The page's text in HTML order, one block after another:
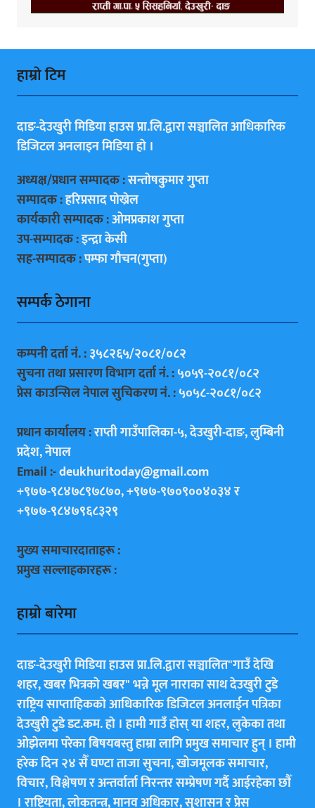
हाम्राे टिम
दाङ-देउखुरी मिडिया हाउस प्रा.लि.द्वारा सञ्चालित आधिकारिक
डिजिटल अनलाइन मिडिया हाे ।
अध्यक्ष/प्रधान सम्पादक :सन्ताेषकुमार गुप्ता
सम्पादक :हरिप्रसाद पाेख्रेल
कार्यकारी सम्पादक :ओमप्रकाश गुप्ता
उप-सम्पादक :इन्द्रा केसी
सह-सम्पादक :पम्फा गाैचन(गुप्ता)
सम्पर्क ठेगाना
कम्पनी दर्ता नं. :३५८२६५/२०८१/०८२
सुचना तथा प्रसारण विभाग दर्ता नं. :५०५९-२०८१/०८२
प्रेस काउन्सिल नेपाल सुचिकरण नं. :५०५८-२०८१/०८२
प्रधान कार्यालय :राप्ती गाउँपालिका-५, देउखुरी-दाङ, लुम्बिनी
प्रदेश, नेपाल
Email :-deukhuritoday@gmail.com
+९७७-९८४७८९७८७०, +९७७-९७०९००४०३४ र
+९७७-९८४७९६८३२९
मुख्य समाचारदाताहरू :
प्रमुख सल्लाहकारहरू :
हाम्राे बारेमा
दाङ-देउखुरी मिडिया हाउस प्रा.लि.द्वारा सञ्चालित"गाउँ देखि
शहर, खबर भित्रकाे खबर" भन्ने मूल नाराका साथ देउखुरी टुडे
राष्ट्रिय साप्ताहिककाे आधिकारिक डिजिटल अनलाईन पत्रिका
देउखुरी टुडे डट.कम. हाे । हामी गाउँ हाेस् या शहर, लुकेका तथा
ओझेलमा परेका बिषयबस्तु हाम्रा लागि प्रमुख समाचार हुन् । हामी
हरेक दिन २४ सैँ घण्टा ताजा सुचना, खोजमूलक समाचार,
विचार, विश्लेषण र अन्तर्वार्ता निरन्तर सम्प्रेषण गर्दै आईरहेका छाैँ
। राष्ट्रियता, लोकतन्त्र, मानव अधिकार, सुशासन र प्रेस